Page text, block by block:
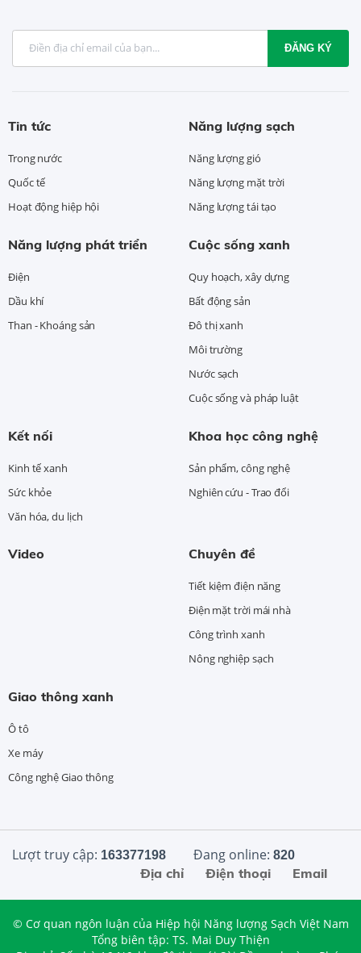
ĐĂNG KÝ
Tin tức
Trong nước
Quốc tế
Hoạt động hiệp hội
Năng lượng sạch
Năng lượng gió
Năng lượng mặt trời
Năng lượng tái tạo
Năng lượng phát triển
Điện
Dầu khí
Than - Khoáng sản
Cuộc sống xanh
Quy hoạch, xây dựng
Bất động sản
Đô thị xanh
Môi trường
Nước sạch
Cuộc sống và pháp luật
Kết nối
Kinh tế xanh
Sức khỏe
Văn hóa, du lịch
Khoa học công nghệ
Sản phẩm, công nghệ
Nghiên cứu - Trao đổi
Video Chuyên đề
Tiết kiệm điện năng
Điện mặt trời mái nhà
Công trình xanh
Nông nghiệp sạch
Giao thông xanh
Ô tô
Xe máy
Công nghệ Giao thông
Lượt truy cập: 163377198 Đang online: 820
Email
Điện thoại
Địa chỉ
© Cơ quan ngôn luận của Hiệp hội Năng lượng Sạch Việt Nam
Tổng biên tập: TS. Mai Duy Thiện